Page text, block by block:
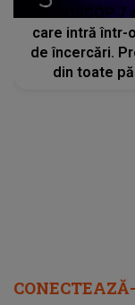
HOROSCOP
care intră într-
de încercări.
din toate